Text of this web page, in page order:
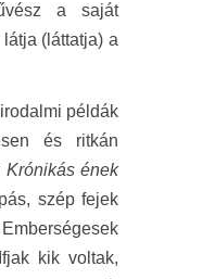
a saját
(láttatja) a
példák
és ritkán
Krónikás ének
szép fejek
kik voltak,